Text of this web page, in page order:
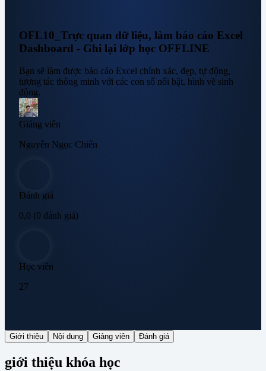
OFL10_Trực quan dữ liệu, làm báo cáo Excel
Dashboard - Ghi lại lớp học OFFLINE
Bạn sẽ làm được báo cáo Excel chính xác, đẹp, tự động,
tương tác thông minh với các con số nổi bật, hình vẽ sinh
động.
Giảng viên
Nguyễn Ngọc Chiến
Đánh giá
0,0 (0 đánh giá)
Học viên
27
Giới thiệu Nội dung Giảng viên Đánh giá
giới thiệu khóa học